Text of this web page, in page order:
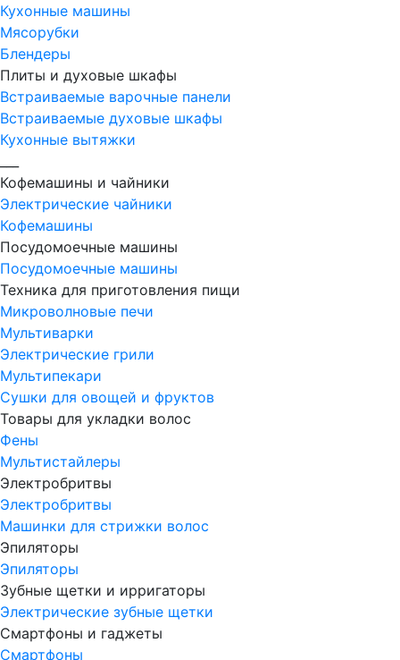
Кухонные машины
Мясорубки
Блендеры
Плиты и духовые шкафы
Встраиваемые варочные панели
Встраиваемые духовые шкафы
Кухонные вытяжки
Кофемашины и чайники
Электрические чайники
Кофемашины
Посудомоечные машины
Посудомоечные машины
Техника для приготовления пищи
Микроволновые печи
Мультиварки
Электрические грили
Мультипекари
Сушки для овощей и фруктов
Товары для укладки волос
Фены
Мультистайлеры
Электробритвы
Электробритвы
Машинки для стрижки волос
Эпиляторы
Эпиляторы
Зубные щетки и ирригаторы
Электрические зубные щетки
Смартфоны и гаджеты
Смартфоны